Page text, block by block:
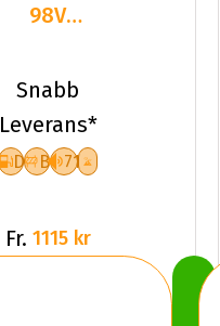
98V
BLAZER
ALPINE
Snabb
Leverans*
D B 71
Fr. 1115 kr